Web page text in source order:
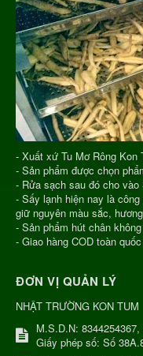
- Xuất xứ Tu Mơ Rông Kon
- Sản phẩm được chọn
- Rửa sạch sau đó cho vào
- Sấy lạnh hiện nay là
giữ nguyên màu sắc,
- Sản phẩm hút chân không
- Giao hàng COD toàn quốc
ĐƠN VỊ QUẢN LÝ
NHẬT TRƯỜNG KON TUM
M.S.D.N:
Giấy phép số: Số